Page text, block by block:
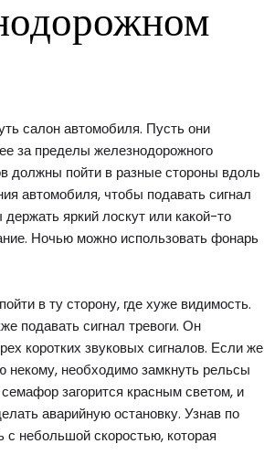
салон автомобиля. Пусть они
за пределы железнодорожного
должны пойти в разные стороны вдоль
автомобиля, чтобы подавать сигнал
яркий лоскут или какой-то
Ночью можно использовать фонарь
в ту сторону, где хуже видимость.
подавать сигнал тревоги. Он
коротких звуковых сигналов. Если же
необходимо замкнуть рельсы
загорится красным светом, и
аварийную остановку. Узнав по
с небольшой скоростью, которая